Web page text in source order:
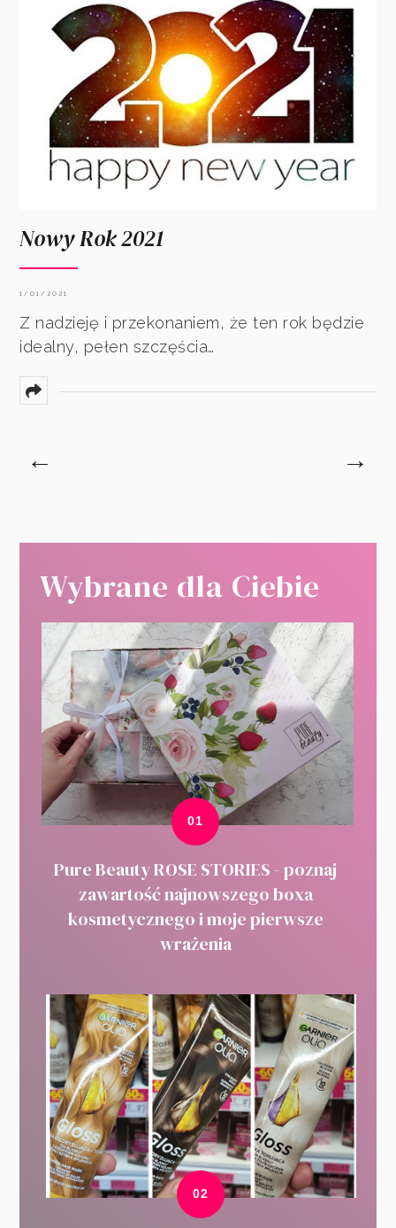
Nowy Rok 2021
1/01/2021
Z nadzieję i przekonaniem, że ten rok będzie
idealny, pełen szczęścia…
← →
Wybrane dla Ciebie
Pure Beauty ROSE STORIES - poznaj
zawartość najnowszego boxa
kosmetycznego i moje pierwsze
wrażenia